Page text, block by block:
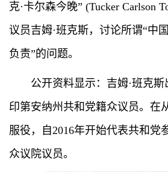
克·卡尔森今晚” (Tucker Carlson
议员吉姆·班克斯，讨论所谓“中
负责”的问题。
公开资料显示：吉姆·班克斯
印第安纳州共和党籍众议员。在
服役，自2016年开始代表共和党
众议院议员。